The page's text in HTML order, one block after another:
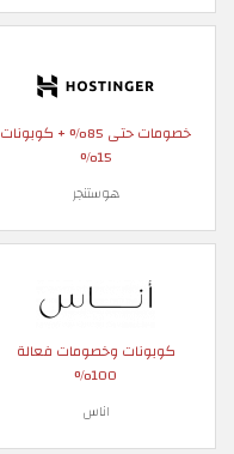
خصومات حتى 85% + كوبونات
15%
هوستنجر
كوبونات وخصومات فعالة
100%
اناس